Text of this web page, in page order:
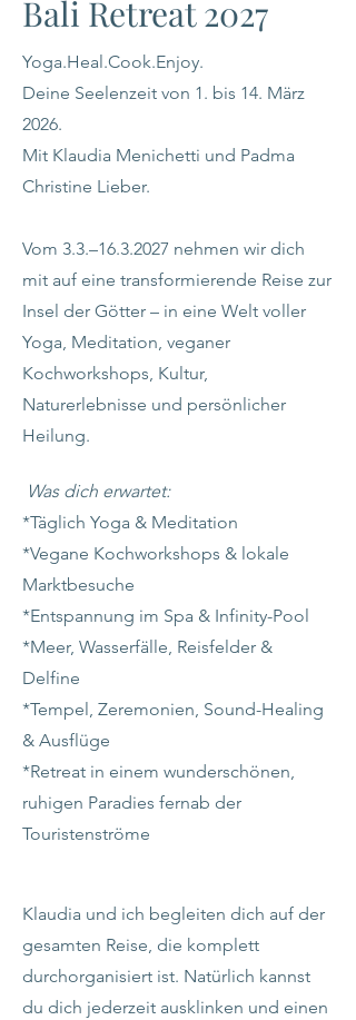
Bali Retreat 2027
Yoga.Heal.Cook.Enjoy.
Deine Seelenzeit von 1. bis 14. März
2026.
Mit Klaudia Menichetti und Padma
Christine Lieber.
Vom 3.3.–16.3.2027 nehmen wir dich
mit auf eine transformierende Reise zur
Insel der Götter – in eine Welt voller
Yoga, Meditation, veganer
Kochworkshops, Kultur,
Naturerlebnisse und persönlicher
Heilung.
Was dich erwartet:
*Täglich Yoga & Meditation
*Vegane Kochworkshops & lokale
Marktbesuche
*Entspannung im Spa & Infinity-Pool
*Meer, Wasserfälle, Reisfelder &
Delfine
*Tempel, Zeremonien, Sound-Healing
& Ausflüge
*Retreat in einem wunderschönen,
ruhigen Paradies fernab der
Touristenströme
​Klaudia und ich begleiten dich auf der
gesamten Reise, die komplett
durchorganisiert ist. Natürlich kannst
du dich jederzeit ausklinken und einen